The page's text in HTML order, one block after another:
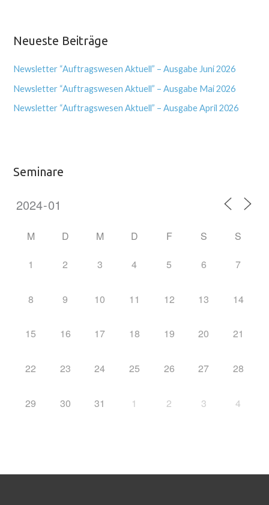
Neueste Beiträge
Newsletter “Auftragswesen Aktuell” – Ausgabe Juni 2026
Newsletter “Auftragswesen Aktuell” – Ausgabe Mai 2026
Newsletter “Auftragswesen Aktuell” – Ausgabe April 2026
Seminare
M D M D F S S
1 2 3 4 5 6 7
8 9 10 11 12 13 14
15 16 17 18 19 20 21
22 23 24 25 26 27 28
29 30 31 1 2 3 4